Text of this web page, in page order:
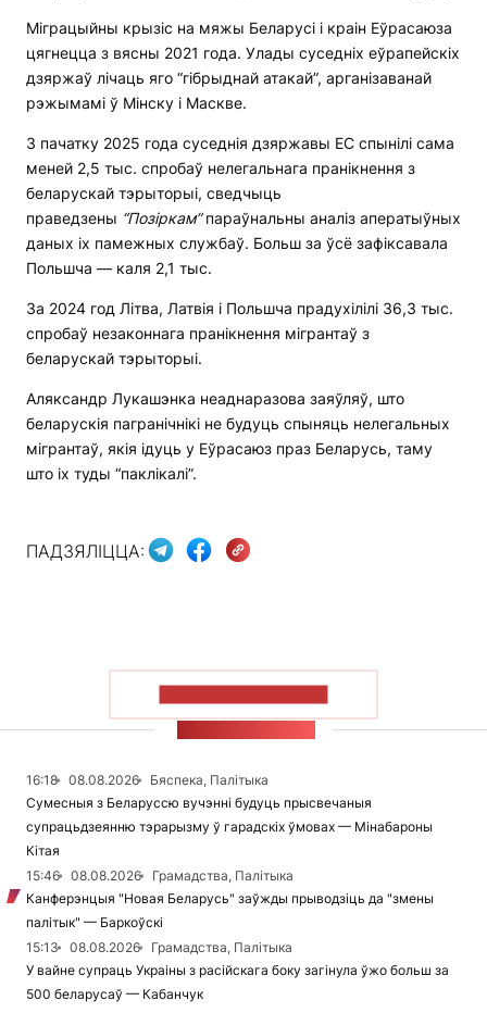
Міграцыйны крызіс на мяжы Беларусі і краін Еўрасаюза
цягнецца з вясны 2021 года. Улады суседніх еўрапейскіх
дзяржаў лічаць яго “гібрыднай атакай”, арганізаванай
рэжымамі ў Мінску і Маскве.
З пачатку 2025 года суседнія дзяржавы ЕС спынілі сама
меней 2,5 тыс. спробаў нелегальнага пранікнення з
беларускай тэрыторыі, сведчыць
праведзены “Позіркам”параўнальны аналіз аператыўных
даных іх памежных службаў. Больш за ўсё зафіксавала
Польшча — каля 2,1 тыс.
За 2024 год Літва, Латвія і Польшча прадухілілі 36,3 тыс.
спробаў незаконнага пранікнення мігрантаў з
беларускай тэрыторыі.
Аляксандр Лукашэнка неаднаразова заяўляў, што
беларускія пагранічнікі не будуць спыняць нелегальных
мігрантаў, якія ідуць у Еўрасаюз праз Беларусь, таму
што іх туды “паклікалі”.
ПАДЗЯЛІЦЦА:
16:18 08.08.2026
Бяспека, Палітыка
Сумесныя з Беларуссю вучэнні будуць прысвечаныя
супрацьдзеянню тэрарызму ў гарадскіх ўмовах — Мінабароны
Кітая
15:46
08.08.2026
Грамадства, Палітыка
Канферэнцыя "Новая Беларусь" заўжды прыводзіць да "змены
палітык" — Баркоўскі
15:13
08.08.2026
Грамадства, Палітыка
У вайне супраць Украіны з расійскага боку загінула ўжо больш за
500 беларусаў — Кабанчук